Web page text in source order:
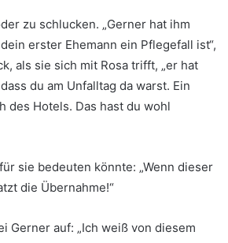
zu schlucken. „Gerner hat ihm
erster Ehemann ein Pflegefall ist“,
als sie sich mit Rosa trifft, „er hat
du am Unfalltag da warst. Ein
des Hotels. Das hast du wohl
sie bedeuten könnte: „Wenn dieser
die Übernahme!“
Gerner auf: „Ich weiß von diesem